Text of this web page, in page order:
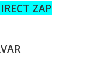
ZAP